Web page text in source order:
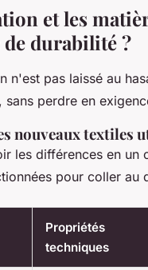
et les
de durabilité ?
n'est pas laissé au
sans perdre en
nouveaux textiles
les différences en
pour coller
Propriétés
techniques